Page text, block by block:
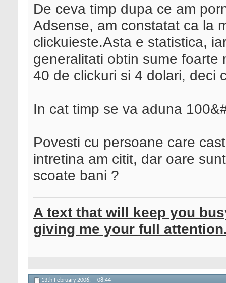
De ceva timp dupa ce am
Adsense, am constatat ca la
clickuieste.Asta e statistica,
generalitati obtin sume foarte
40 de clickuri si 4 dolari, deci
In cat timp se va aduna
Povesti cu persoane care
intretina am citit, dar oare
scoate bani ?
A text that will keep you
giving me your full
13th February 2006, 08:44